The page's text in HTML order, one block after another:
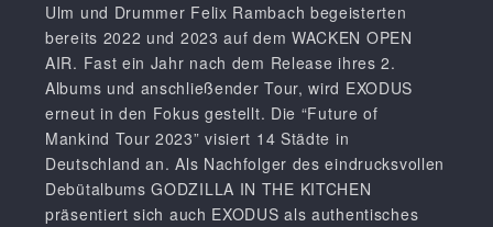
Ulm und Drummer Felix Rambach begeisterten
bereits 2022 und 2023 auf dem WACKEN OPEN
AIR. Fast ein Jahr nach dem Release ihres 2.
Albums und anschließender Tour, wird EXODUS
erneut in den Fokus gestellt. Die “Future of
Mankind Tour 2023” visiert 14 Städte in
Deutschland an. Als Nachfolger des eindrucksvollen
Debütalbums GODZILLA IN THE KITCHEN
präsentiert sich auch EXODUS als authentisches